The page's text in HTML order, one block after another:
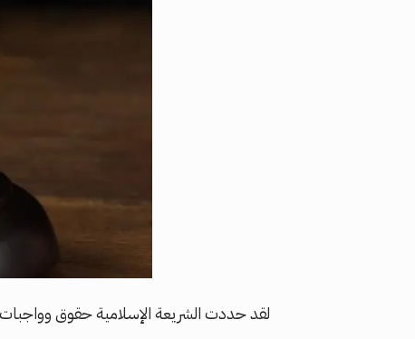
لقد حددت الشريعة الإسلامية حقوق